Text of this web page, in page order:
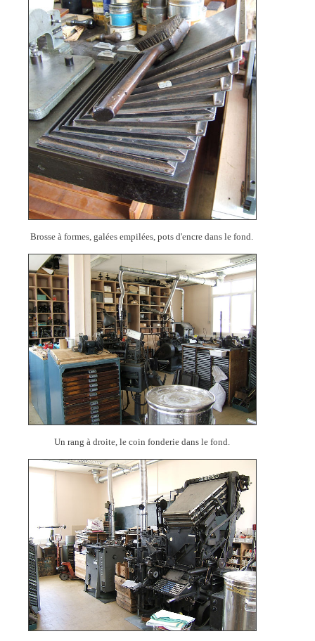
Brosse à formes, galées empilées, pots d'encre dans le fond.
Un rang à droite, le coin fonderie dans le fond.